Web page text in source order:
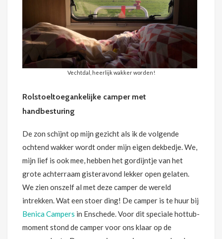
Vechtdal, heerlijk wakker worden!
Rolstoeltoegankelijke camper met
handbesturing
De zon schijnt op mijn gezicht als ik de volgende
ochtend wakker wordt onder mijn eigen dekbedje. We,
mijn lief is ook mee, hebben het gordijntje van het
grote achterraam gisteravond lekker open gelaten.
We zien onszelf al met deze camper de wereld
intrekken. Wat een stoer ding! De camper is te huur bij
Benica Campers in Enschede. Voor dit speciale hottub-
moment stond de camper voor ons klaar op de